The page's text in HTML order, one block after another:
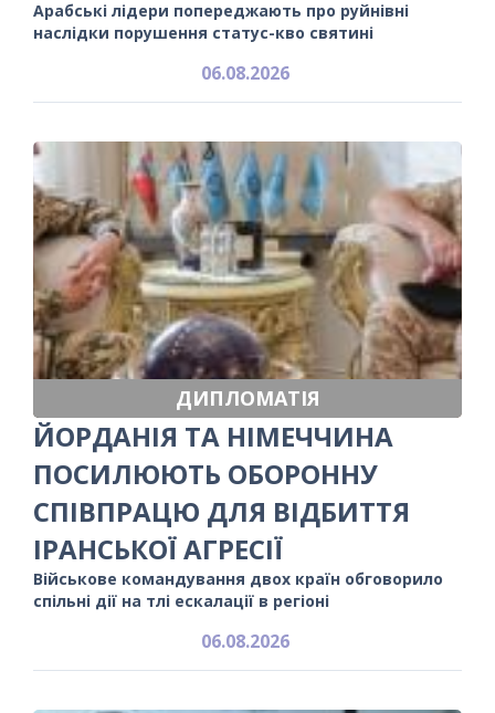
Арабські лідери попереджають про руйнівні
наслідки порушення статус-кво святині
06.08.2026
ДИПЛОМАТІЯ
ЙОРДАНІЯ ТА НІМЕЧЧИНА
ПОСИЛЮЮТЬ ОБОРОННУ
СПІВПРАЦЮ ДЛЯ ВІДБИТТЯ
ІРАНСЬКОЇ АГРЕСІЇ
Військове командування двох країн обговорило
спільні дії на тлі ескалації в регіоні
06.08.2026